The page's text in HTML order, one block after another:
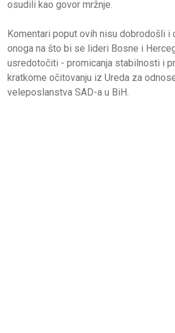
osudili kao govor mržnje.
Komentari poput ovih nisu dobrodošli i
onoga na što bi se lideri Bosne i
usredotočiti - promicanja stabilnosti i
kratkome očitovanju iz Ureda za
veleposlanstva SAD-a u BiH.